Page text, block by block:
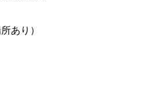
あり）